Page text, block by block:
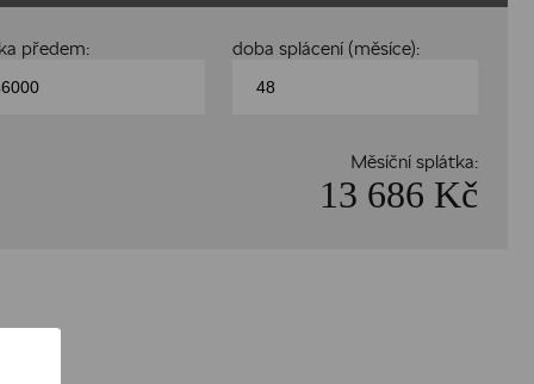
předem: doba splácení (měsíce):
Měsíční splátka:
13 686 Kč